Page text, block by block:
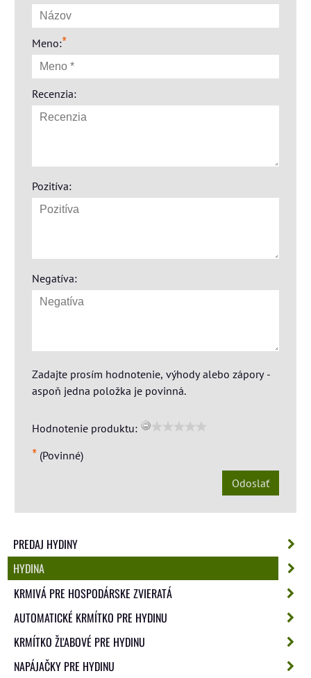
Meno:*
Recenzia:
Pozitíva:
Negatíva:
Zadajte prosím hodnotenie, výhody alebo zápory -
aspoň jedna položka je povinná.
Hodnotenie produktu:
* (Povinné)
Odoslať
PREDAJ HYDINY
HYDINA
KRMIVÁ PRE HOSPODÁRSKE ZVIERATÁ
AUTOMATICKÉ KRMÍTKO PRE HYDINU
KRMÍTKO ŽĽABOVÉ PRE HYDINU
NAPÁJAČKY PRE HYDINU